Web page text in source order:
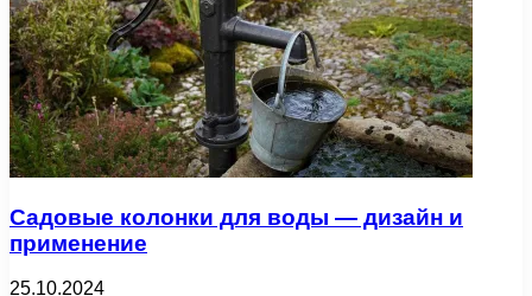
Садовые колонки для воды — дизайн и
применение
25.10.2024